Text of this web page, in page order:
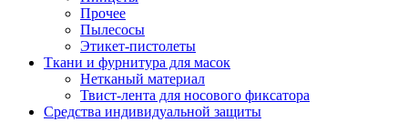
Прочее
Пылесосы
Этикет-пистолеты
Ткани и фурнитура для масок
Нетканый материал
Твист-лента для носового фиксатора
Средства индивидуальной защиты